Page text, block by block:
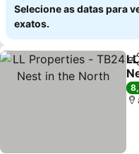
Selecione as datas para
exatos.